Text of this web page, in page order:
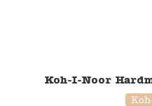
Koh-I-Noor